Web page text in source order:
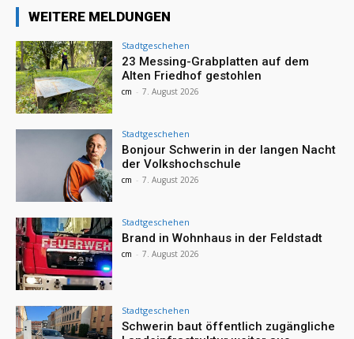
WEITERE MELDUNGEN
Stadtgeschehen
23 Messing-Grabplatten auf dem
Alten Friedhof gestohlen
cm - 7. August 2026
Stadtgeschehen
Bonjour Schwerin in der langen Nacht
der Volkshochschule
cm - 7. August 2026
Stadtgeschehen
Brand in Wohnhaus in der Feldstadt
cm - 7. August 2026
Stadtgeschehen
Schwerin baut öffentlich zugängliche